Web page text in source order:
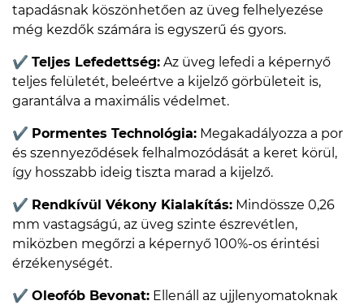
tapadásnak köszönhetően az üveg felhelyezése
még kezdők számára is egyszerű és gyors.
✔ Teljes Lefedettség: Az üveg lefedi a képernyő
teljes felületét, beleértve a kijelző görbületeit is,
garantálva a maximális védelmet.
✔ Pormentes Technológia: Megakadályozza a por
és szennyeződések felhalmozódását a keret körül,
így hosszabb ideig tiszta marad a kijelző.
✔ Rendkívül Vékony Kialakítás: Mindössze 0,26
mm vastagságú, az üveg szinte észrevétlen,
miközben megőrzi a képernyő 100%-os érintési
érzékenységét.
✔ Oleofób Bevonat: Ellenáll az ujjlenyomatoknak